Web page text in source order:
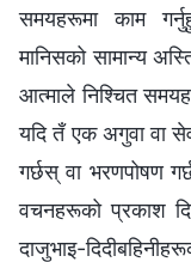
समयहरूमा काम
मानिसको सामान्य
आत्माले निश्‍चित
यदि तँ एक अगुवा वा
गर्छस् वा भरणपोषण
वचनहरूको प्रकाश
दाजुभाइ-